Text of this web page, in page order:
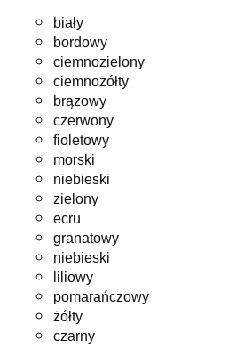
biały
bordowy
ciemnozielony
ciemnożółty
brązowy
czerwony
fioletowy
morski
niebieski
zielony
ecru
granatowy
niebieski
liliowy
pomarańczowy
żółty
czarny